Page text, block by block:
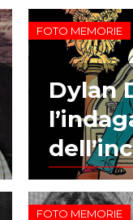
FOTO MEMORIE
Dylan
FOTO MEMORIE